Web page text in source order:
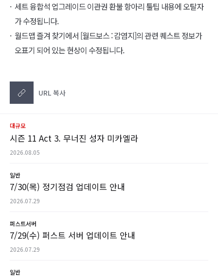
세트 융합석 업그레이드 이관권 환불 항아리 툴팁 내용에 오탈자
가 수정됩니다.
월드맵 즐겨 찾기에서 [월드보스 : 감염지]의 관련 퀘스트 정보가
오표기 되어 있는 현상이 수정됩니다.
URL 복사
대규모
시즌 11 Act 3. 무너진 성자 미카엘라
2026.08.05
일반
7/30(목) 정기점검 업데이트 안내
2026.07.29
퍼스트서버
7/29(수) 퍼스트 서버 업데이트 안내
2026.07.29
일반